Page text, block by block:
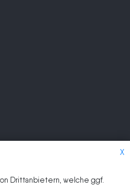
X
Drittanbietern, welche ggf.